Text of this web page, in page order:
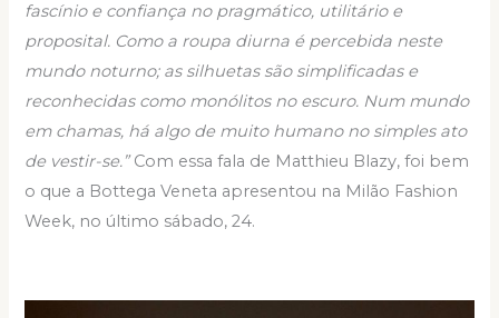
fascínio e confiança no pragmático, utilitário e
proposital. Como a roupa diurna é percebida neste
mundo noturno; as silhuetas são simplificadas e
reconhecidas como monólitos no escuro. Num mundo
em chamas, há algo de muito humano no simples ato
de vestir-se.”Com essa fala de Matthieu Blazy, foi bem
o que a Bottega Veneta apresentou na Milão Fashion
Week, no último sábado, 24.